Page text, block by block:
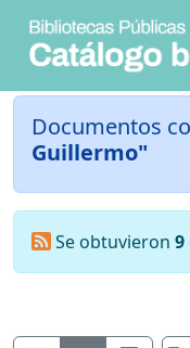
Documentos
Guillermo"
Se obtuvieron 9